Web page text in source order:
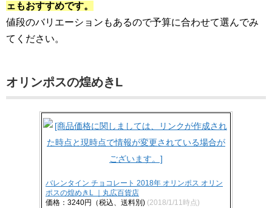
ェもおすすめです。
値段のバリエーションもあるので予算に合わせて選んでみ
てください。
オリンポスの煌めきL
バレンタイン チョコレート 2018年 オリンポス オリン
ポスの煌めきL ｜丸広百貨店
価格：3240円（税込、送料別) (2018/1/11時点)